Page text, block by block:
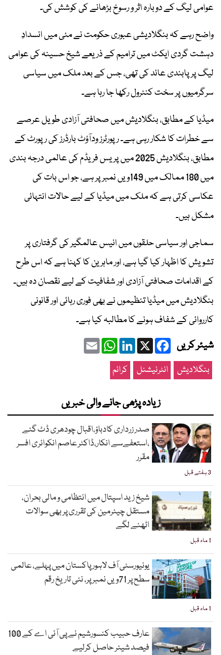
عوامی لیگ کے دوبارہ اثر و رسوخ بڑھانے کی کوشش کی۔
واضح رہے کہ بنگلادیشی عبوری حکومت نے مئی میں انسدادِ
دہشت گردی ایکٹ میں ترامیم کے ذریعے شیخ حسینہ کی عوامی
لیگ پر پابندی عائد کی تھی، جس کے بعد ملک میں سیاسی
سرگرمیوں پر سخت کنٹرول رکھا جا رہا ہے۔
میڈیا کے مطابق، بنگلادیش میں صحافتی آزادی طویل عرصے
سے خطرات کا شکار رہی ہے۔ رپورٹرز ودآؤٹ بارڈرز کی رپورٹ کے
مطابق، بنگلادیش 2025 میں پریس فریڈم کی عالمی درجہ بندی
میں 180 ممالک میں 149ویں نمبر پر ہے، جو اس بات کی
عکاسی کرتی ہے کہ ملک میں میڈیا کے لیے حالات انتہائی
مشکل ہیں۔
سماجی اور سیاسی حلقوں میں انیس عالمگیر کی گرفتاری پر
تشویش کا اظہار کیا گیا ہے، اور ماہرین کا کہنا ہے کہ اس طرح
کے اقدامات صحافتی آزادی اور شفافیت کے لیے نقصان دہ ہیں۔
بنگلادیش میں میڈیا تنظیموں نے بھی فوری رہائی اور قانونی
کارروائی کے شفاف ہونے کا مطالبہ کیا ہے۔
شیئر کریں Facebook
X
LinkedIn
WhatsApp
Email
بنگلادیش انٹرنیشنل کرائم
زیادہ پڑھی جانے والی خبریں
3 ہفتے قبل
صدر زرداری کادباؤ،اقبال چودھری ڈٹ گئے
،استعفےسے انکار،ڈاکٹر عاصم انکوائری افسر
مقرر
1 ماہ قبل
شیخ زید اسپتال میں انتظامی و مالی بحران،
مستقل چیئرمین کی تقرری پر بھی سوالات
اٹھنے لگے
1 ماہ قبل
یونیورسٹی آف لاہور پاکستان میں پہلے، عالمی
سطح پر 71ویں نمبر پر، نئی تاریخ رقم
عارف حبیب کنسورشیم نے پی آئی اے کے 100
فیصد شیئر حاصل کرلیے